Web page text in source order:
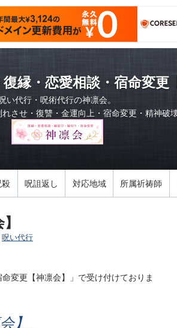
縁・恋愛相談・宿命変更
い代行・呪術代行の神凛会。
れさせ・復讐・金運向上・宿命変更・精神
呪詛返し 対応地域 所属祈祷師
呪い代行
変更【神凛会】」で受け付けておりま
】